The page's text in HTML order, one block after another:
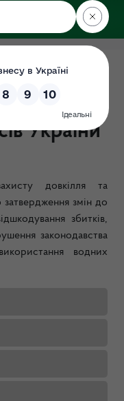
України
довкілля та
змін до
збитків,
законодавства
водних